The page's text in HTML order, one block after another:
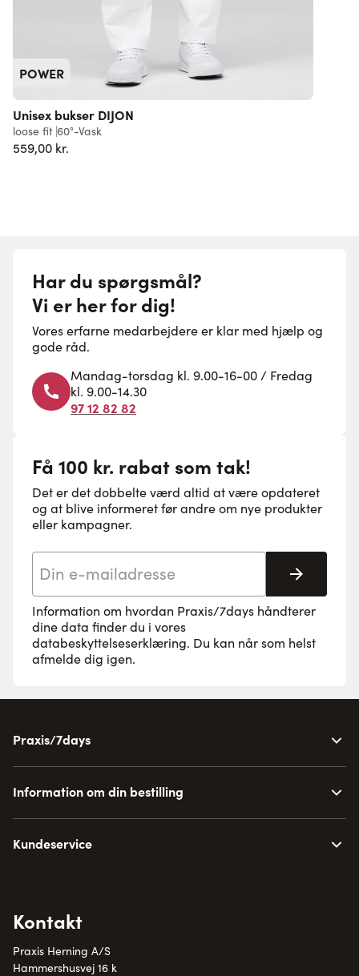
POWER
Unisex bukser DIJON
loose fit 60°-Vask
559,00 kr.
Har du spørgsmål?
Vi er her for dig!
Vores erfarne medarbejdere er klar med hjælp og
gode råd.
Mandag-torsdag kl. 9.00-16-00 / Fredag
kl. 9.00-14.30
97 12 82 82
Få 100 kr. rabat som tak!
Det er det dobbelte værd altid at være opdateret
og at blive informeret før andre om nye produkter
eller kampagner.
Tilmeld
Information om hvordan Praxis/7days håndterer
dine data finder du i vores
databeskyttelseserklæring. Du kan når som helst
afmelde dig igen.
Praxis/7days
Information om din bestilling
Kundeservice
Kontakt
Praxis Herning A/S
Hammershusvej 16 k